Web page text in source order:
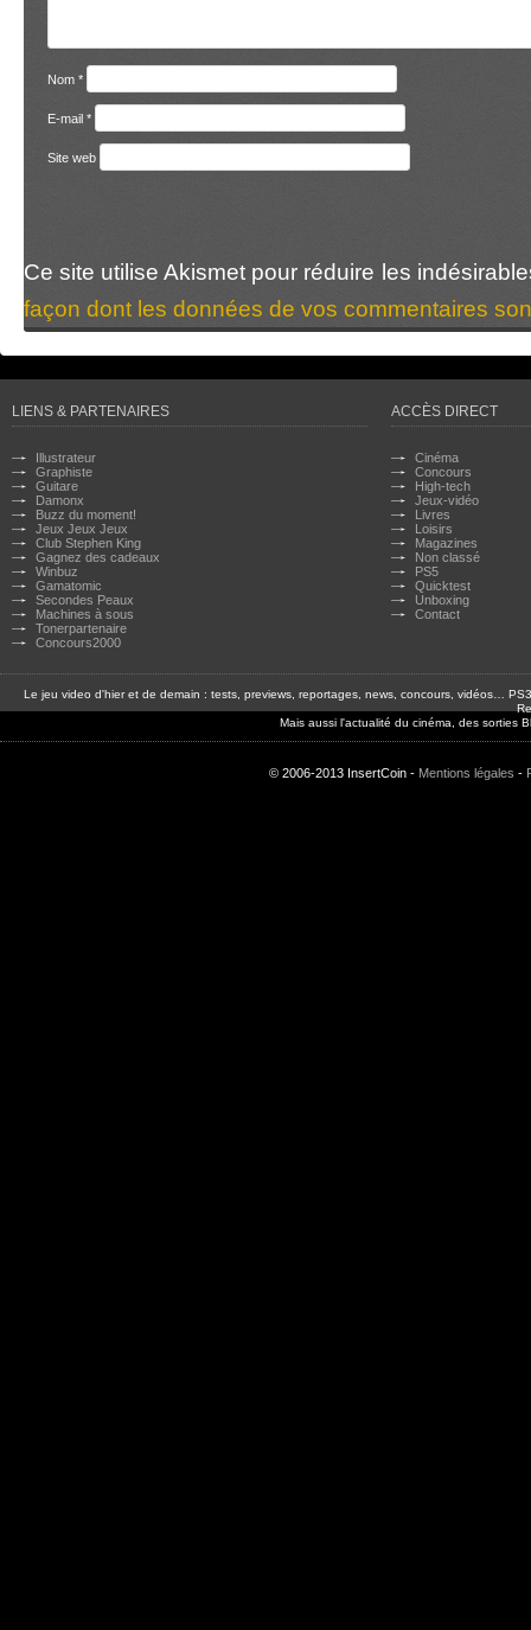
Nom *
E-mail *
Site web
Ce site utilise Akismet pour réduire les
façon dont les données de vos commentaires
LIENS & PARTENAIRES
Illustrateur
Graphiste
Guitare
Damonx
Buzz du moment!
Jeux Jeux Jeux
Club Stephen King
Gagnez des cadeaux
Winbuz
Gamatomic
Secondes Peaux
Machines à sous
Tonerpartenaire
Concours2000
ACCÈS DIRECT
Cinéma
Concours
High-tech
Jeux-vidéo
Livres
Loisirs
Magazines
Non classé
PS5
Quicktest
Unboxing
Contact
Le jeu video d'hier et de demain : tests, previews, reportages, news, concours, vidéos…
Mais aussi l'actualité du cinéma, des sorties
© 2006-2013 InsertCoin - Mentions légales -